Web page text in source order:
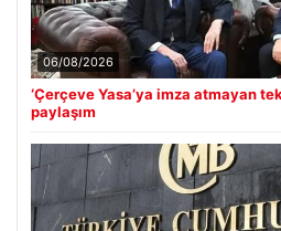
06/08/2026
‘Çerçeve Yasa’ya imza atmayan
paylaşım